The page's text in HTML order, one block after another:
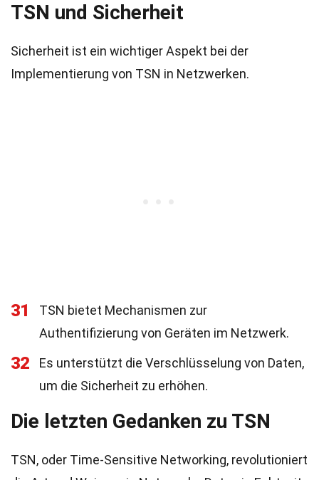
TSN und Sicherheit
Sicherheit ist ein wichtiger Aspekt bei der
Implementierung von TSN in Netzwerken.
31
TSN bietet Mechanismen zur
Authentifizierung von Geräten im Netzwerk.
32
Es unterstützt die Verschlüsselung von Daten,
um die Sicherheit zu erhöhen.
Die letzten Gedanken zu TSN
TSN, oder Time-Sensitive Networking, revolutioniert